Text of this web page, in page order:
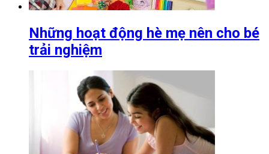
Những hoạt động hè mẹ nên cho bé
trải nghiệm